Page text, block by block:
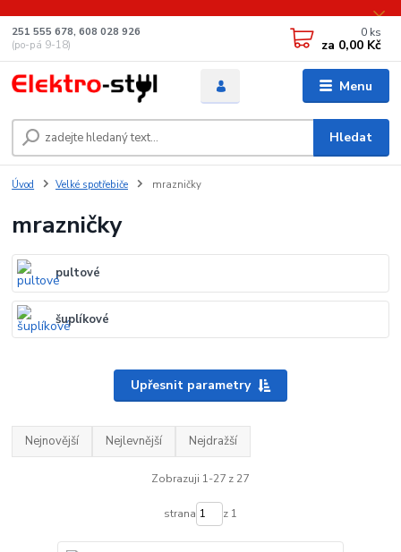
Menu
Hledat
251 555 678, 608 028 926
(po-pá 9-18)
0 ks
za 0,00 Kč
Úvod Velké spotřebiče mrazničky
mrazničky
pultové
šuplíkové
Upřesnit parametry
Nejnovější Nejlevnější Nejdražší
Zobrazuji 1-27 z 27
strana z 1